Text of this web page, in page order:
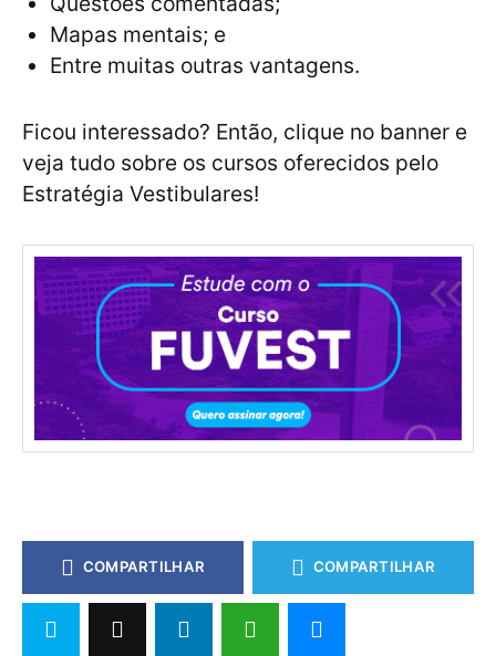
Mapas mentais; e
Entre muitas outras vantagens.
Ficou interessado? Então, clique no banner e
veja tudo sobre os cursos oferecidos pelo
Estratégia Vestibulares!
COMPARTILHAR COMPARTILHAR